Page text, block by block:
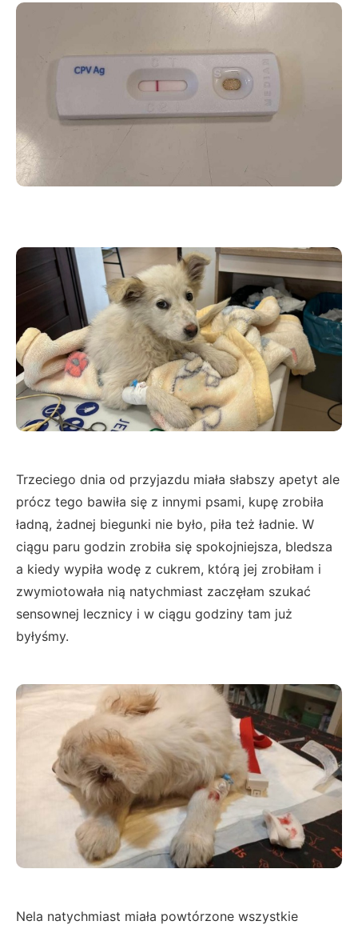
Trzeciego dnia od przyjazdu miała słabszy apetyt ale
prócz tego bawiła się z innymi psami, kupę zrobiła
ładną, żadnej biegunki nie było, piła też ładnie. W
ciągu paru godzin zrobiła się spokojniejsza, bledsza
a kiedy wypiła wodę z cukrem, którą jej zrobiłam i
zwymiotowała nią natychmiast zaczęłam szukać
sensownej lecznicy i w ciągu godziny tam już
byłyśmy.
Nela natychmiast miała powtórzone wszystkie